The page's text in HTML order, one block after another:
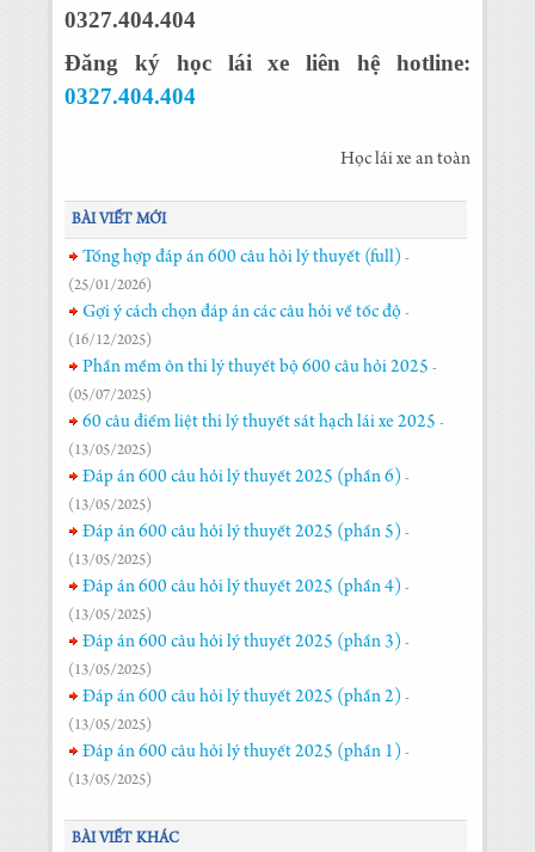
0327.404.404
Đăng ký học lái xe liên hệ hotline:
0327.404.404
Học lái xe an toàn
BÀI VIẾT MỚI
Tổng hợp đáp án 600 câu hỏi lý thuyết (full) -
(25/01/2026)
Gợi ý cách chọn đáp án các câu hỏi về tốc độ -
(16/12/2025)
Phần mềm ôn thi lý thuyết bộ 600 câu hỏi 2025 -
(05/07/2025)
60 câu điểm liệt thi lý thuyết sát hạch lái xe 2025 -
(13/05/2025)
Đáp án 600 câu hỏi lý thuyết 2025 (phần 6) -
(13/05/2025)
Đáp án 600 câu hỏi lý thuyết 2025 (phần 5) -
(13/05/2025)
Đáp án 600 câu hỏi lý thuyết 2025 (phần 4) -
(13/05/2025)
Đáp án 600 câu hỏi lý thuyết 2025 (phần 3) -
(13/05/2025)
Đáp án 600 câu hỏi lý thuyết 2025 (phần 2) -
(13/05/2025)
Đáp án 600 câu hỏi lý thuyết 2025 (phần 1) -
(13/05/2025)
BÀI VIẾT KHÁC